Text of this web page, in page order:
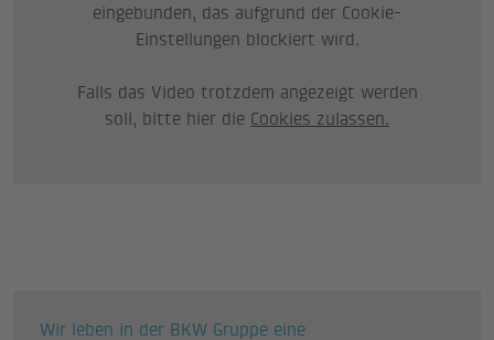
eingebunden, das aufgrund der Cookie-
Einstellungen blockiert wird.
Falls das Video trotzdem angezeigt werden
soll, bitte hier die Cookies zulassen.
Wir leben in der BKW Gruppe eine